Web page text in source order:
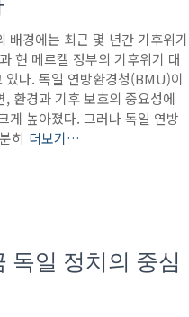
배경에는 최근 몇 년간 기후위기
현 메르켈 정부의 기후위기 대
있다. 독일 연방환경청(BMU)이
환경과 기후 보호의 중요성에
게 높아졌다. 그러나 독일 연방
히 더보기…
독일 정치의 중심